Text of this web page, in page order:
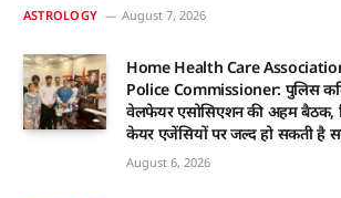
ASTROLOGY August 7, 2026
Home Health Care
Police Commissioner: पुलिस
वेलफेयर एसोसिएशन की अहम बैठक,
केयर एजेंसियों पर जल्द हो सकती है
August 6, 2026